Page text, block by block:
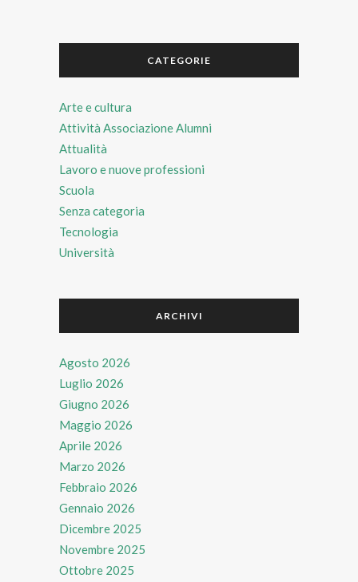
CATEGORIE
Arte e cultura
Attività Associazione Alumni
Attualità
Lavoro e nuove professioni
Scuola
Senza categoria
Tecnologia
Università
ARCHIVI
Agosto 2026
Luglio 2026
Giugno 2026
Maggio 2026
Aprile 2026
Marzo 2026
Febbraio 2026
Gennaio 2026
Dicembre 2025
Novembre 2025
Ottobre 2025